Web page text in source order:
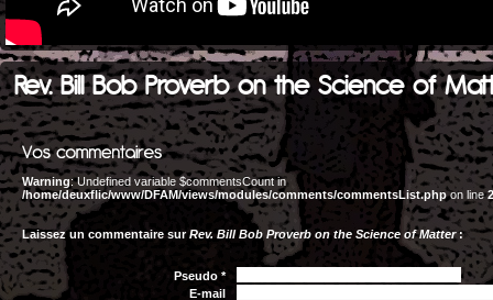
Rev. Bill Bob Proverb on the Science of
Warning: Undefined variable $commentsCount in
/home/deuxflic/www/DFAM/views/modules/comments/commentsList.phpon line2
Laissez un commentaire surRev. Bill Bob Proverb on the Science of Matter:
Pseudo *
E-mail